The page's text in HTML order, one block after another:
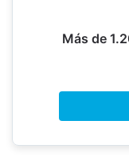
Más de